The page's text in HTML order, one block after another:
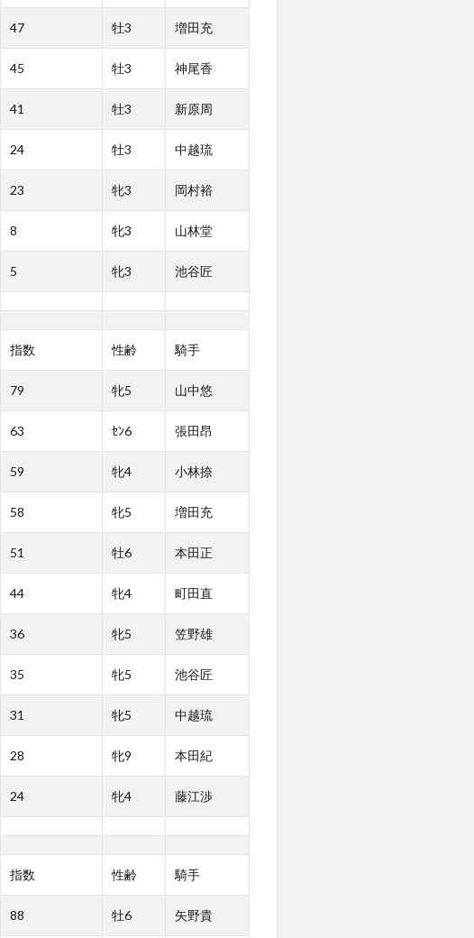
47 牡3 増田充
45 牡3 神尾香
41 牡3 新原周
24 牡3 中越琉
23 牝3 岡村裕
8 牝3 山林堂
5 牝3 池谷匠
指数 性齢 騎手
79 牝5 山中悠
63 ｾﾝ6 張田昂
59 牝4 小林捺
58 牝5 増田充
51 牡6 本田正
44 牝4 町田直
36 牝5 笠野雄
35 牝5 池谷匠
31 牝5 中越琉
28 牝9 本田紀
24 牝4 藤江渉
指数 性齢 騎手
88 牡6 矢野貴